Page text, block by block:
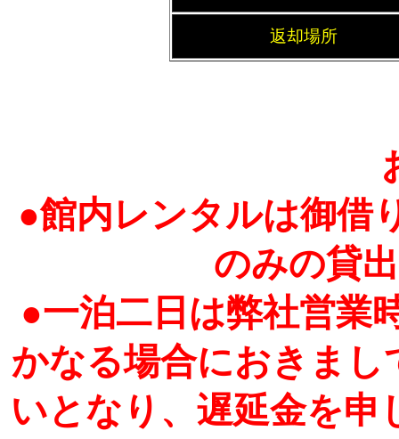
返却場所
●館内レンタルは御借
のみの貸
●一泊二日は弊社営業
かなる場合におきまし
いとなり、遅延金を申